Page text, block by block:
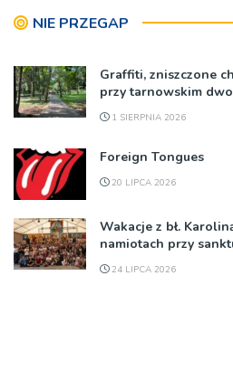
NIE PRZEGAP
Graffiti, zniszczone
przy tarnowskim
1 SIERPNIA 2026
Foreign Tongues
20 LIPCA 2026
Wakacje z bł.
namiotach przy
24 LIPCA 2026